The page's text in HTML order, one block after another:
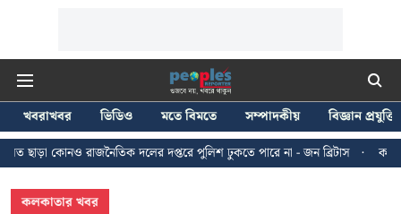
খবরাখবর ভিডিও মতে বিমতে সম্পাদকীয়
বিজ্ঞান প্রযুক্তি
দলের দপ্তরে পুলিশ ঢুকতে পারে না - জন ব্রিটাস
কলকাতায় ২৪ জুলাইয়ের
কলকাতার খবর